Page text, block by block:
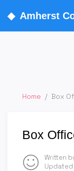
◆ Amherst
Home / Box
Box
Written
Updated